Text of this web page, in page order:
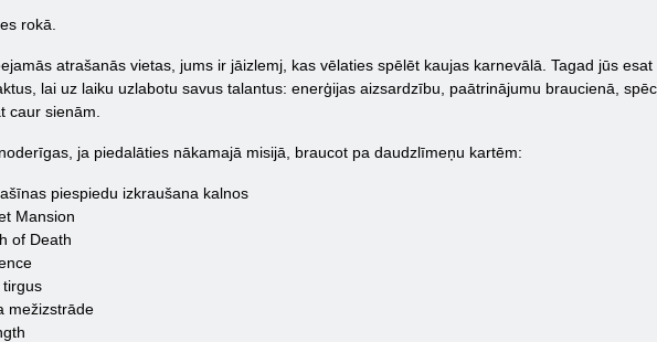
rokā.
atrašanās vietas, jums ir jāizlemj, kas vēlaties spēlēt kaujas karnevālā. Tagad jūs
lai uz laiku uzlabotu savus talantus: enerģijas aizsardzību, paātrinājumu braucienā,
caur sienām.
ja piedalāties nākamajā misijā, braucot pa daudzlīmeņu kartēm:
piespiedu izkraušana kalnos
Mansion
of Death
tirgus
mežizstrāde